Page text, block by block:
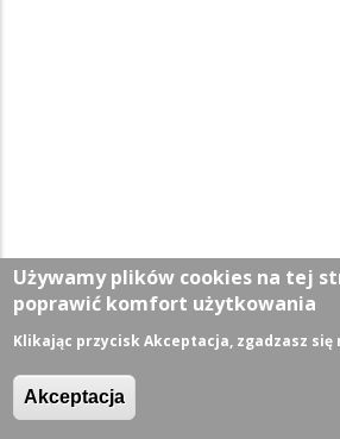
Używamy plików cookies na tej
poprawić komfort użytkowania
Klikając przycisk Akceptacja, zgadzasz się
Akceptacja